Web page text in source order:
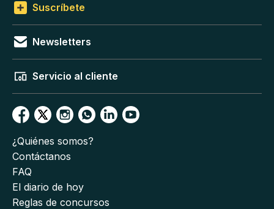
Suscríbete
Newsletters
Servicio al cliente
¿Quiénes somos?
Contáctanos
FAQ
El diario de hoy
Reglas de concursos